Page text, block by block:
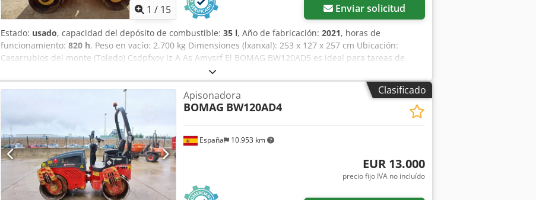
1 / 15 Enviar solicitud
Estado: usado, capacidad del depósito de combustible: 35 l, Año de fabricación: 2021, horas de
funcionamiento: 820 h, Peso en vacío: 2.700 kg Dimensiones (lxanxal): 253 x 127 x 257 cm Ubicación:
Casarrubios del monte (Toledo) Csdpfxoy Iz A As Amysrf El BOMAG BW120AD5 es ideal para tareas de
compactación ligera en obras urbanas o mantenimiento de carreteras. Buena maniobrabilidad, controles
sencillos y funcionamiento correcto. Se presenta en estado operativo, preparado para trabajar desde el
primer día. Perfecto para optimizar tu inversión con maquinaria de segunda mano. Tipología: Ligera
Anchura de tambor: 1.200 mm Diámetro de tambor: 700 mm Capacidad de depósito: 35 l CE
Clasificado
España 10.953 km
Apisonadora
BOMAG BW120AD4
EUR 13.000
precio fijo IVA no incluído